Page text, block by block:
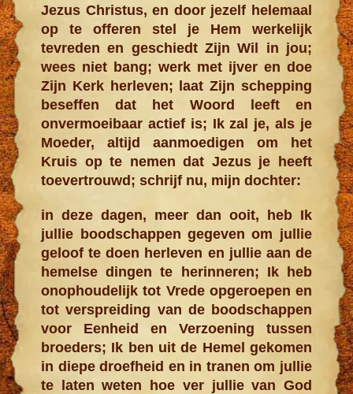
Jezus Christus, en door jezelf helemaal
op te offeren stel je Hem werkelijk
tevreden en geschiedt Zijn Wil in jou;
wees niet bang; werk met ijver en doe
Zijn Kerk herleven; laat Zijn schepping
beseffen dat het Woord leeft en
onvermoeibaar actief is; Ik zal je, als je
Moeder, altijd aanmoedigen om het
Kruis op te nemen dat Jezus je heeft
toevertrouwd; schrijf nu, mijn dochter:
in deze dagen, meer dan ooit, heb Ik
jullie boodschappen gegeven om jullie
geloof te doen herleven en jullie aan de
hemelse dingen te herinneren; Ik heb
onophoudelijk tot Vrede opgeroepen en
tot verspreiding van de boodschappen
voor Eenheid en Verzoening tussen
broeders; Ik ben uit de Hemel gekomen
in diepe droefheid en in tranen om jullie
te laten weten hoe ver jullie van God